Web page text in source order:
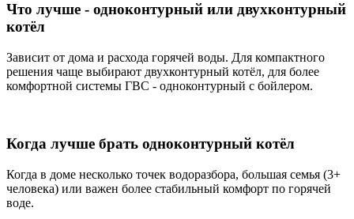
Что лучше - одноконтурный или двухконтурный
котёл
Зависит от дома и расхода горячей воды. Для компактного
решения чаще выбирают двухконтурный котёл, для более
комфортной системы ГВС - одноконтурный с бойлером.
Когда лучше брать одноконтурный котёл
Когда в доме несколько точек водоразбора, большая семья (3+
человека) или важен более стабильный комфорт по горячей
воде.